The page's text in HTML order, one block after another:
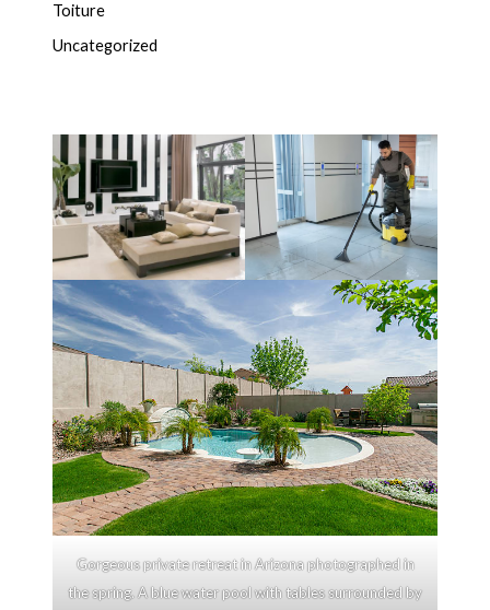
Toiture
Uncategorized
Gorgeous private retreat in Arizona photographed in
the spring. A blue water pool with tables surrounded by